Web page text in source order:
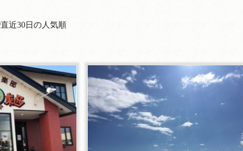
直近30日の人気順